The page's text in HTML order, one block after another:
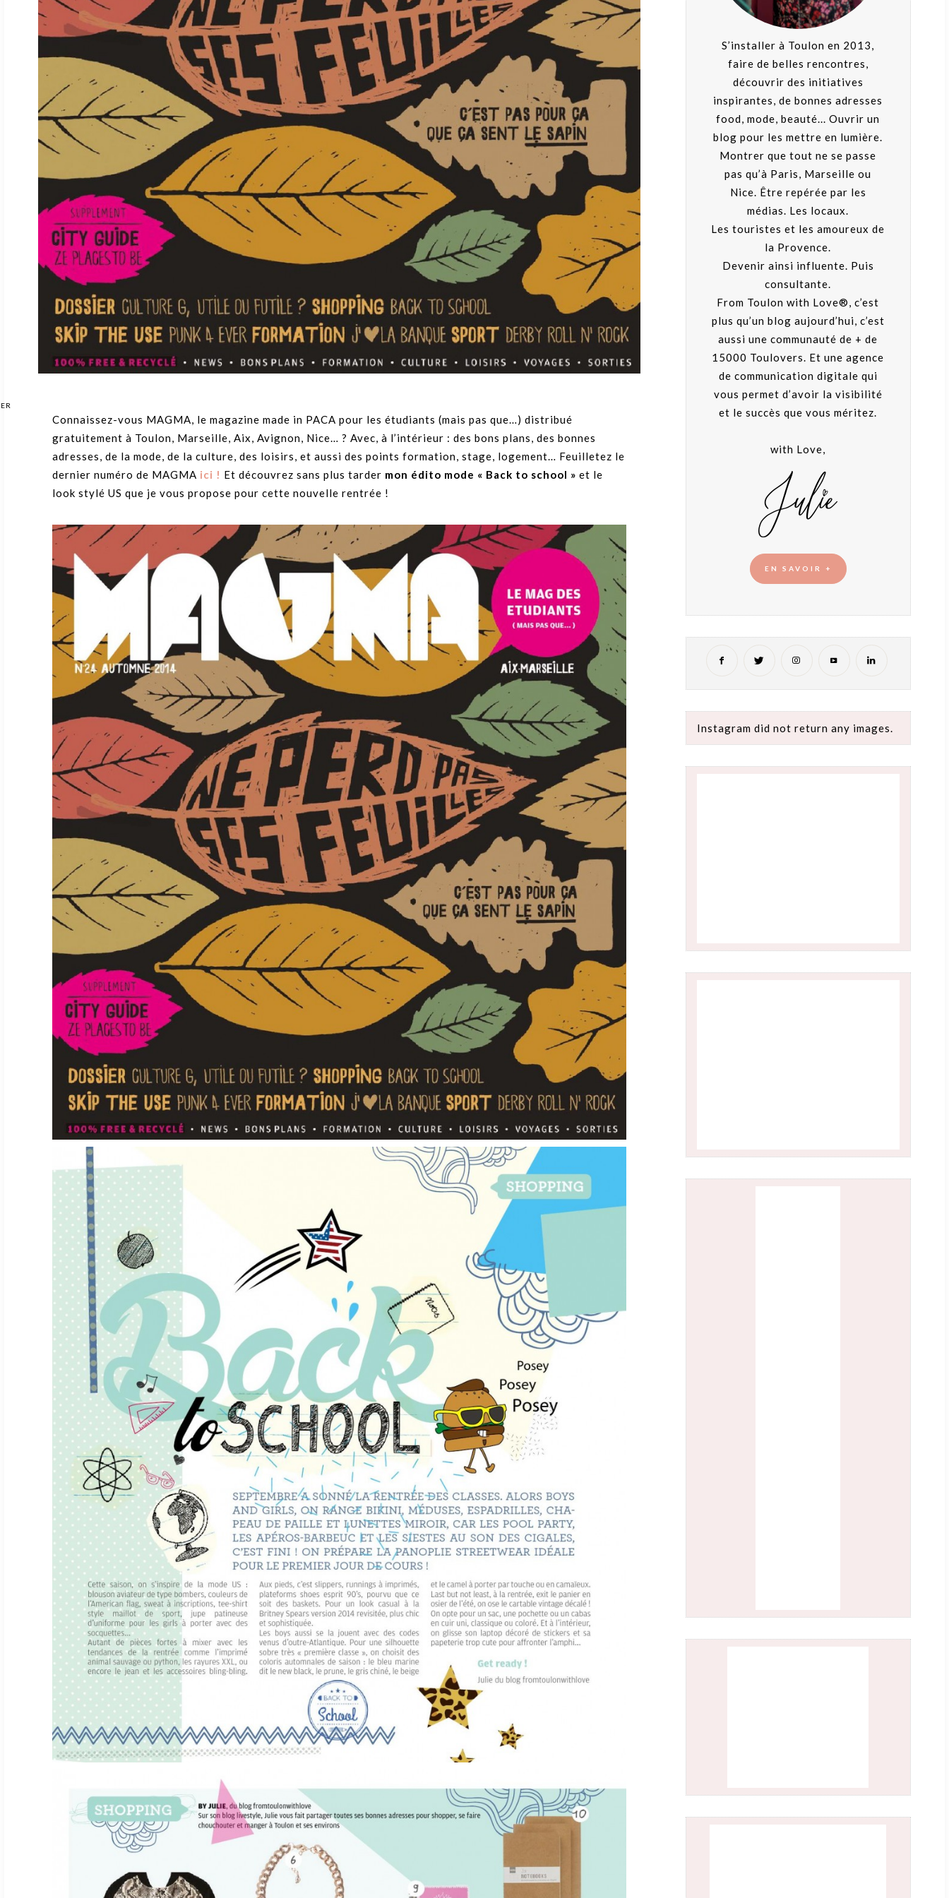
Connaissez-vous MAGMA, le magazine made in PACA pour les étudiants (mais pas que…) distribué
gratuitement à Toulon, Marseille, Aix, Avignon, Nice… ? Avec, à l’intérieur : des bons plans, des bonnes
adresses, de la mode, de la culture, des loisirs, et aussi des points formation, stage, logement… Feuilletez le
dernier numéro de MAGMA ici ! Et découvrez sans plus tarder mon édito mode « Back to school » et le
look stylé US que je vous propose pour cette nouvelle rentrée !
S’installer à Toulon en 2013,
faire de belles rencontres,
découvrir des initiatives
inspirantes, de bonnes adresses
food, mode, beauté... Ouvrir un
blog pour les mettre en lumière.
Montrer que tout ne se passe
pas qu’à Paris, Marseille ou
Nice. Être repérée par les
médias. Les locaux.
Les touristes et les amoureux de
la Provence.
Devenir ainsi influente. Puis
consultante.
From Toulon with Love®, c’est
plus qu’un blog aujourd’hui, c’est
aussi une communauté de + de
15000 Toulovers. Et une agence
de communication digitale qui
vous permet d’avoir la visibilité
et le succès que vous méritez.
with Love,
EN SAVOIR +
Instagram did not return any images.